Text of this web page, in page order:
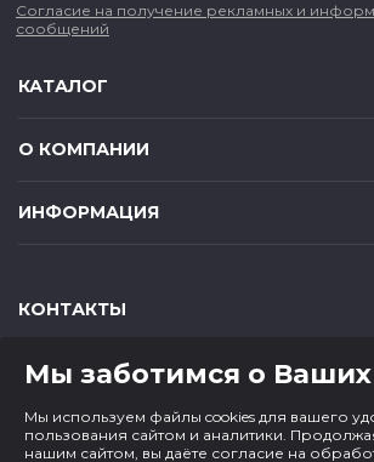
Согласие на получение рекламных и
сообщений
КАТАЛОГ
О КОМПАНИИ
ИНФОРМАЦИЯ
КОНТАКТЫ
650000 ,г. Кемерово,ул. Мичурина, д.13
paper@cf1.ru
Мы заботимся о
Мы используем файлы cookies для вашего
пользования сайтом и аналитики.
нашим сайтом, вы даёте согласие на